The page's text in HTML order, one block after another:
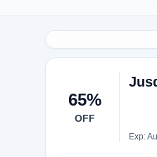
65%
OFF
Exp: